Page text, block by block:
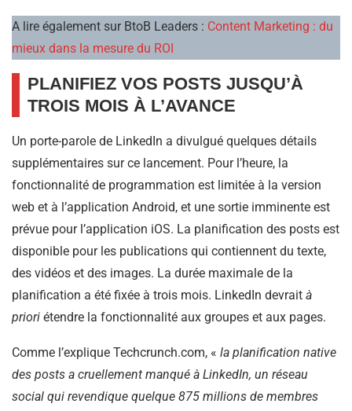
A lire également sur BtoB Leaders : Content Marketing : du
mieux dans la mesure du ROI
PLANIFIEZ VOS POSTS JUSQU’À
TROIS MOIS À L’AVANCE
Un porte-parole de LinkedIn a divulgué quelques détails
supplémentaires sur ce lancement. Pour l’heure, la
fonctionnalité de programmation est limitée à la version
web et à l’application Android, et une sortie imminente est
prévue pour l’application iOS. La planification des posts est
disponible pour les publications qui contiennent du texte,
des vidéos et des images. La durée maximale de la
planification a été fixée à trois mois. LinkedIn devrait à
priori étendre la fonctionnalité aux groupes et aux pages.
Comme l’explique Techcrunch.com, « la planification native
des posts a cruellement manqué à LinkedIn, un réseau
social qui revendique quelque 875 millions de membres